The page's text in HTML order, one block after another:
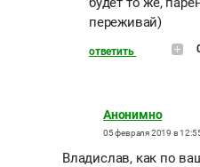
переживай)
ответить
Анонимно
05 февраля 2019 в
Владислав, как по